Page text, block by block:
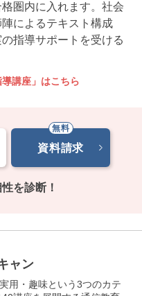
圏内に入れます。社会
によるテキスト構成
指導サポートを受ける
講座」はこちら
資料請求
を診断！
ャン
用・趣味という3つのカテ